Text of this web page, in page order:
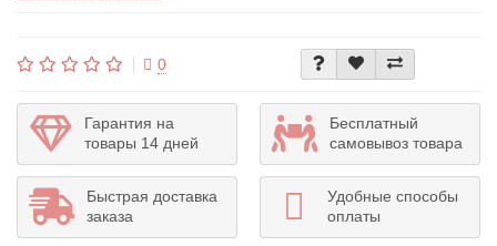
0
Гарантия на
товары 14 дней
Бесплатный
самовывоз товара
Быстрая доставка
заказа
Удобные способы
оплаты